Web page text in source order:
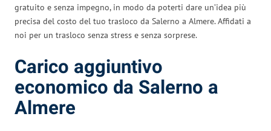
gratuito e senza impegno, in modo da poterti dare un’idea più
precisa del costo del tuo trasloco da Salerno a Almere. Affidati a
noi per un trasloco senza stress e senza sorprese.
Carico aggiuntivo
economico da Salerno a
Almere